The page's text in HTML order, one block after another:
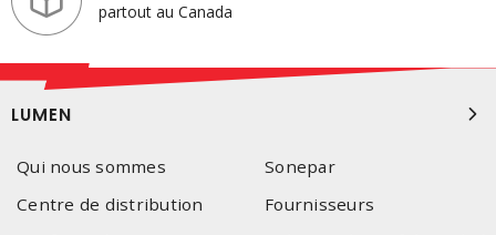
partout au Canada
LUMEN
Qui nous sommes
Sonepar
Centre de distribution
Fournisseurs